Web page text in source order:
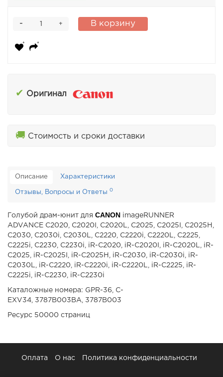
+
- В корзину
✔ Оригинал
🚚 Стоимость и сроки доставки
Описание Характеристики
Отзывы, Вопросы и Ответы 0
Голубой драм-юнит для CANON imageRUNNER
ADVANCE C2020, C2020I, C2020L, C2025, C2025I, C2025H,
C2030, C2030i, C2030L, C2220, C2220i, C2220L, C2225,
C2225i, C2230, C2230i, iR-C2020, iR-C2020I, iR-C2020L, iR-
C2025, iR-C2025I, iR-C2025H, iR-C2030, iR-C2030i, iR-
C2030L, iR-C2220, iR-C2220i, iR-C2220L, iR-C2225, iR-
C2225i, iR-C2230, iR-C2230i
Каталожные номера: GPR-36, C-
EXV34, 3787B003BA, 3787B003
Ресурс 50000 страниц
Оплата О нас Политика конфиденциальности